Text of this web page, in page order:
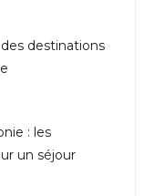
destinations
: les
un séjour